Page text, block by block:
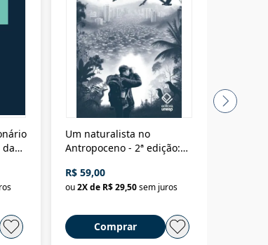
das
Um naturalista no
Antropoceno - 2ª edição:
selvagem
R$ 59,00
ou2X de R$ 29,50sem juros
Comprar